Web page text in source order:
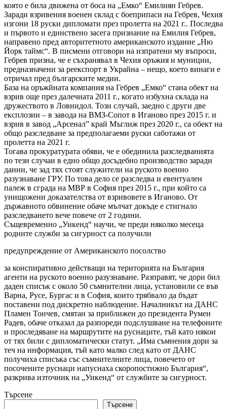
която е била движена от боса на „Емко“ Емилиян Гебрев.
Заради взривения военен склад с боеприпаси на Гебрев, Чехия
изгони 18 руски дипломати през пролетта на 2021 г.. Последва
и първото и единствено засега признание на Емилия Гебрев,
направено пред авторитетното американското издание „Ню
Йорк таймс“. В писмени отговори на изпратени му въпроси,
Гебрев призна, че е съхранявал в Чехия оръжия и муниции,
предназначени за реекспорт в Украйна – нещо, което винаги е
отричал пред българските медии.
База на оръжйната компания на Гебрев „Емко“ стана обект на
взрив още през далечната 2011 г., когато избухна склада на
дружеството в Ловнидол. Този случай, заедно с други две
експлозии – в завода на ВМЗ-Сопот в Иганово през 2015 г. и
взрив в завод „Арсенал” край Мъглиж през 2020 г., са обект на
общо разследване за предполагаеми руски саботажи от
пролетта на 2021 г.
Тогава прокуратурата обяви, че е обединила разследванията
по тези случаи в едно общо досъдебно производство заради
данни, че зад тях стоят служители на руското военно
разузнаване ГРУ. По това дело се разследва и евентуален
палеж в сграда на МВР в София през 2015 г., при който са
унищожени доказателства от взривовете в Иганово. От
държавното обвинение обаче мълчат докъде е стигнало
разследването вече повече от 2 години.
Същевременно „Уикенд“ научи, че преди няколко месеца
родните служби за сигурност са получили
предупреждение от Американското посолство
за конспиративно действащи на територията на България
агенти на руското военно разузнаване. Разправят, че дори бил
даден списък с около 50 съмнителни лица, установили се във
Варна, Русе, Бургас и в София, които трябвало да бъдат
поставени под дискретно наблюдение. Началникът на ДАНС
Пламен Тончев, смятан за приближен до президента Румен
Радев, обаче отказал да разпореди подслушване на телефоните
и проследяване на маршрутите на руснаците, тъй като някои
от тях били с дипломатически статут. „Има съмнения дори за
теч на информация, тъй като малко след като от ДАНС
получиха списъка със съмнителните лица, повечето от
посочените руснаци напуснаха скоропостижно България“,
разкрива източник на „Уикенд“ от службите за сигурност.
Търсене
Търсене